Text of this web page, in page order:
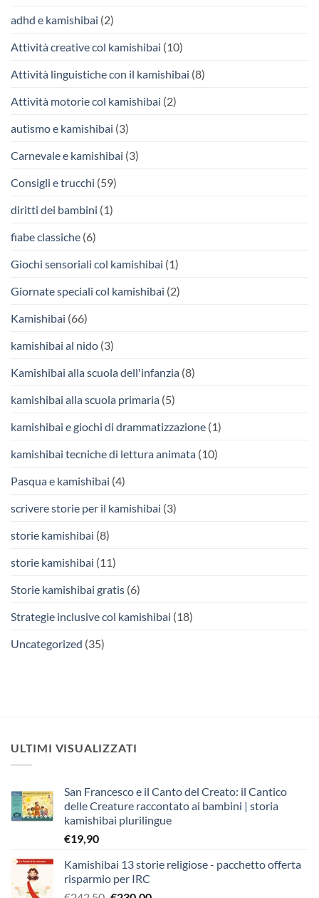
adhd e kamishibai (2)
Attività creative col kamishibai (10)
Attività linguistiche con il kamishibai (8)
Attività motorie col kamishibai (2)
autismo e kamishibai (3)
Carnevale e kamishibai (3)
Consigli e trucchi (59)
diritti dei bambini (1)
fiabe classiche (6)
Giochi sensoriali col kamishibai (1)
Giornate speciali col kamishibai (2)
Kamishibai (66)
kamishibai al nido (3)
Kamishibai alla scuola dell'infanzia (8)
kamishibai alla scuola primaria (5)
kamishibai e giochi di drammatizzazione (1)
kamishibai tecniche di lettura animata (10)
Pasqua e kamishibai (4)
scrivere storie per il kamishibai (3)
storie kamishibai (8)
storie kamishibai (11)
Storie kamishibai gratis (6)
Strategie inclusive col kamishibai (18)
Uncategorized (35)
ULTIMI VISUALIZZATI
San Francesco e il Canto del Creato: il Cantico
delle Creature raccontato ai bambini | storia
kamishibai plurilingue
€19,90
Kamishibai 13 storie religiose - pacchetto offerta
risparmio per IRC